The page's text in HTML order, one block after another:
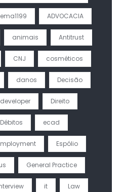
ADVOCACIA
animais Antitrust
CNJ cosméticos
danos Decisão
developer Direito
Débitos ecad
Espólio
General Practice
it Law